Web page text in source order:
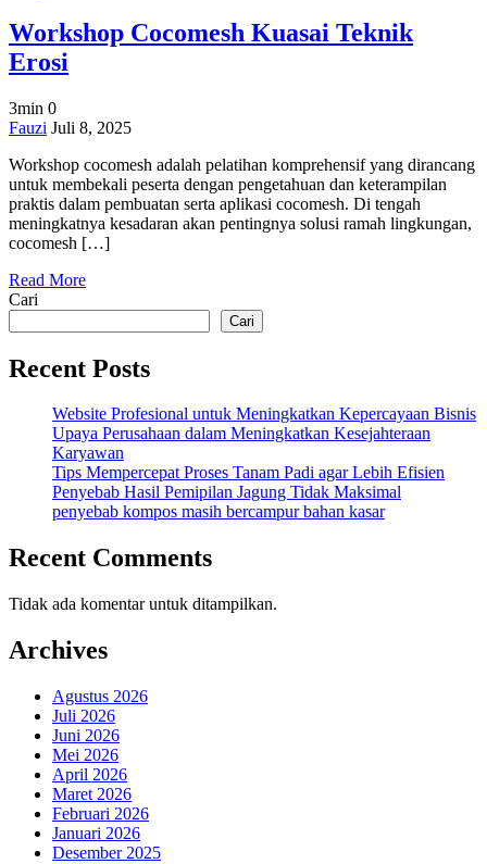
Workshop Cocomesh Kuasai Teknik
Erosi
3min 0
on
Cocomesh
Kuasai
Teknik
Erosi
Fauzi Juli 8, 2025
Workshop cocomesh adalah pelatihan komprehensif yang dirancang
untuk membekali peserta dengan pengetahuan dan keterampilan
praktis dalam pembuatan serta aplikasi cocomesh. Di tengah
meningkatnya kesadaran akan pentingnya solusi ramah lingkungan,
cocomesh […]
Read More
Cari
Cari
Recent Posts
Website Profesional untuk Meningkatkan Kepercayaan Bisnis
Upaya Perusahaan dalam Meningkatkan Kesejahteraan
Karyawan
Tips Mempercepat Proses Tanam Padi agar Lebih Efisien
Penyebab Hasil Pemipilan Jagung Tidak Maksimal
penyebab kompos masih bercampur bahan kasar
Recent Comments
Tidak ada komentar untuk ditampilkan.
Archives
Agustus 2026
Juli 2026
Juni 2026
Mei 2026
April 2026
Maret 2026
Februari 2026
Januari 2026
Desember 2025